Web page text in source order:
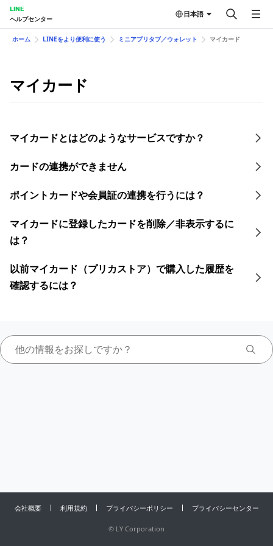
LINE
ヘルプセンター
日本語
ホーム LINEをより便利に使う ミニアプリタブ／ウォレット マイカード
マイカード
マイカードとはどのようなサービスですか？
カードの連携ができません
ポイントカードや会員証の連携を行うには？
マイカードに登録したカードを削除／非表示するに
は？
以前マイカード（プリカストア）で購入した履歴を
確認するには？
会社概要 利用規約 プライバシーポリシー プライバシーセンター
© LY Corporation